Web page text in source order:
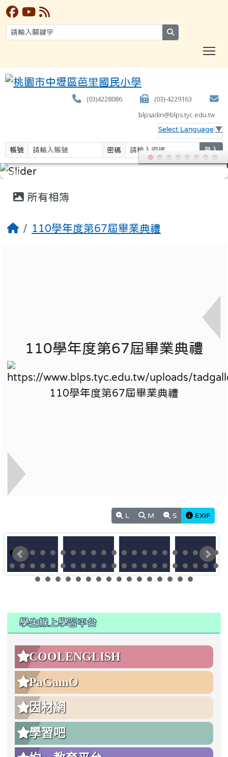
(03)4228086
(03)-4229163
blpsadin@blps.tyc.edu.tw
Select Language ▼
帳號 密碼 登入
所有相簿
110學年度第67屆畢業典禮
110學年度第67屆畢業典禮
L M S EXIF
學生線上學習平台
COOLENGLISH
PaGamO
因材網
學習吧